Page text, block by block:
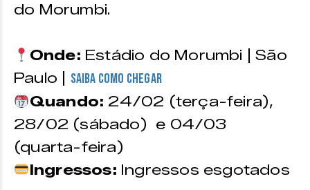
do Morumbi.
Onde: Estádio do Morumbi | São
Paulo | Saiba como chegar
Quando: 24/02 (terça-feira),
28/02 (sábado) e 04/03
(quarta-feira)
Ingressos: Ingressos esgotados